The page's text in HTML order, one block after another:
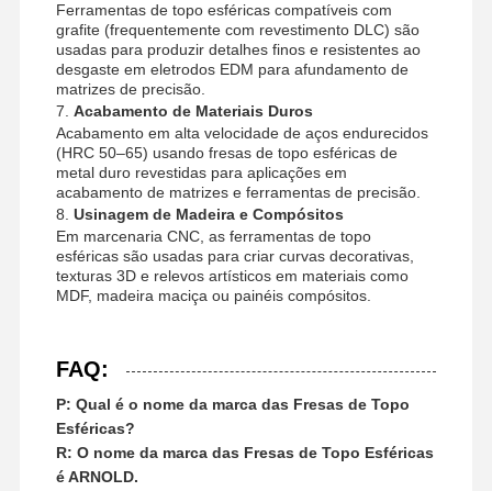
Ferramentas de topo esféricas compatíveis com
grafite (frequentemente com revestimento DLC) são
usadas para produzir detalhes finos e resistentes ao
desgaste em eletrodos EDM para afundamento de
matrizes de precisão.
7. Acabamento de Materiais Duros
Acabamento em alta velocidade de aços endurecidos
(HRC 50–65) usando fresas de topo esféricas de
metal duro revestidas para aplicações em
acabamento de matrizes e ferramentas de precisão.
8. Usinagem de Madeira e Compósitos
Em marcenaria CNC, as ferramentas de topo
esféricas são usadas para criar curvas decorativas,
texturas 3D e relevos artísticos em materiais como
MDF, madeira maciça ou painéis compósitos.
FAQ:
P: Qual é o nome da marca das Fresas de Topo
Esféricas?
R: O nome da marca das Fresas de Topo Esféricas
é ARNOLD.